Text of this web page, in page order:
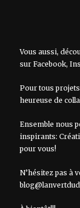
Vous aussi,
sur Facebook,
Pour tous
heureuse de
Ensemble nous
inspirants:
pour vous!
N’hésitez pas à